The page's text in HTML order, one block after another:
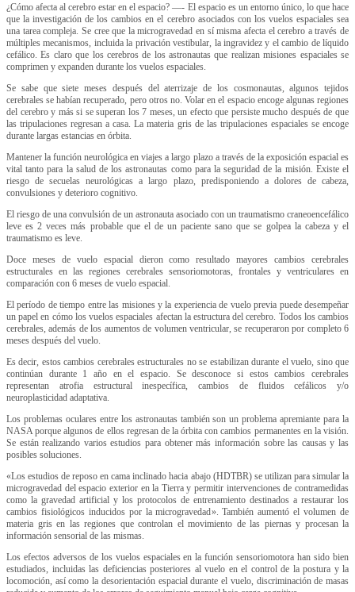
¿Cómo afecta al cerebro estar en el espacio? —- El espacio es un entorno único, lo que hace
que la investigación de los cambios en el cerebro asociados con los vuelos espaciales sea
una tarea compleja. Se cree que la microgravedad en sí misma afecta el cerebro a través de
múltiples mecanismos, incluida la privación vestibular, la ingravidez y el cambio de líquido
cefálico. Es claro que los cerebros de los astronautas que realizan misiones espaciales se
comprimen y expanden durante los vuelos espaciales.
Se sabe que siete meses después del aterrizaje de los cosmonautas, algunos tejidos
cerebrales se habían recuperado, pero otros no. Volar en el espacio encoge algunas regiones
del cerebro y más si se superan los 7 meses, un efecto que persiste mucho después de que
las tripulaciones regresan a casa. La materia gris de las tripulaciones espaciales se encoge
durante largas estancias en órbita.
Mantener la función neurológica en viajes a largo plazo a través de la exposición espacial es
vital tanto para la salud de los astronautas como para la seguridad de la misión. Existe el
riesgo de secuelas neurológicas a largo plazo, predisponiendo a dolores de cabeza,
convulsiones y deterioro cognitivo.
El riesgo de una convulsión de un astronauta asociado con un traumatismo craneoencefálico
leve es 2 veces más probable que el de un paciente sano que se golpea la cabeza y el
traumatismo es leve.
Doce meses de vuelo espacial dieron como resultado mayores cambios cerebrales
estructurales en las regiones cerebrales sensoriomotoras, frontales y ventriculares en
comparación con 6 meses de vuelo espacial.
El período de tiempo entre las misiones y la experiencia de vuelo previa puede desempeñar
un papel en cómo los vuelos espaciales afectan la estructura del cerebro. Todos los cambios
cerebrales, además de los aumentos de volumen ventricular, se recuperaron por completo 6
meses después del vuelo.
Es decir, estos cambios cerebrales estructurales no se estabilizan durante el vuelo, sino que
continúan durante 1 año en el espacio. Se desconoce si estos cambios cerebrales
representan atrofia estructural inespecífica, cambios de fluidos cefálicos y/o
neuroplasticidad adaptativa.
Los problemas oculares entre los astronautas también son un problema apremiante para la
NASA porque algunos de ellos regresan de la órbita con cambios permanentes en la visión.
Se están realizando varios estudios para obtener más información sobre las causas y las
posibles soluciones.
«Los estudios de reposo en cama inclinado hacia abajo (HDTBR) se utilizan para simular la
microgravedad del espacio exterior en la Tierra y permitir intervenciones de contramedidas
como la gravedad artificial y los protocolos de entrenamiento destinados a restaurar los
cambios fisiológicos inducidos por la microgravedad». También aumentó el volumen de
materia gris en las regiones que controlan el movimiento de las piernas y procesan la
información sensorial de las mismas.
Los efectos adversos de los vuelos espaciales en la función sensoriomotora han sido bien
estudiados, incluidas las deficiencias posteriores al vuelo en el control de la postura y la
locomoción, así como la desorientación espacial durante el vuelo, discriminación de masas